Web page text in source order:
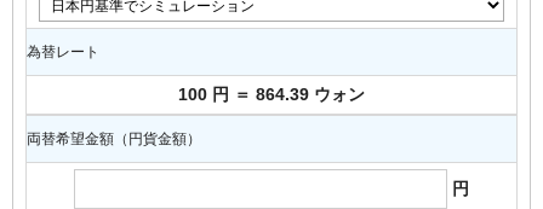
為替レート
100 円 ＝ 864.39 ウォン
両替希望金額（円貨金額）
円